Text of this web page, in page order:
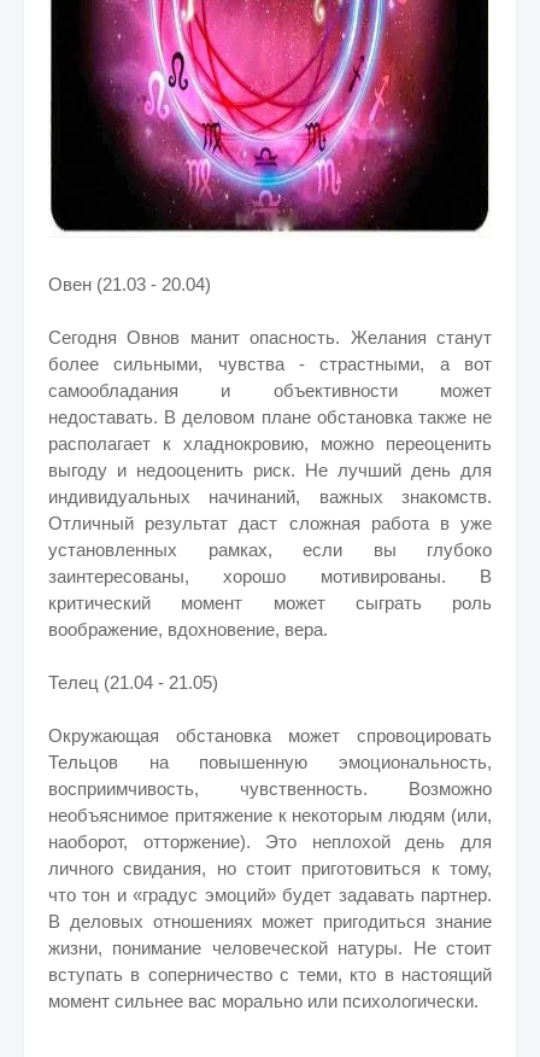
Овен (21.03 - 20.04)
Сегодня Овнов манит опасность. Желания станут
более сильными, чувства - страстными, а вот
самообладания и объективности может
недоставать. В деловом плане обстановка также не
располагает к хладнокровию, можно переоценить
выгоду и недооценить риск. Не лучший день для
индивидуальных начинаний, важных знакомств.
Отличный результат даст сложная работа в уже
установленных рамках, если вы глубоко
заинтересованы, хорошо мотивированы. В
критический момент может сыграть роль
воображение, вдохновение, вера.
Телец (21.04 - 21.05)
Окружающая обстановка может спровоцировать
Тельцов на повышенную эмоциональность,
восприимчивость, чувственность. Возможно
необъяснимое притяжение к некоторым людям (или,
наоборот, отторжение). Это неплохой день для
личного свидания, но стоит приготовиться к тому,
что тон и «градус эмоций» будет задавать партнер.
В деловых отношениях может пригодиться знание
жизни, понимание человеческой натуры. Не стоит
вступать в соперничество с теми, кто в настоящий
момент сильнее вас морально или психологически.